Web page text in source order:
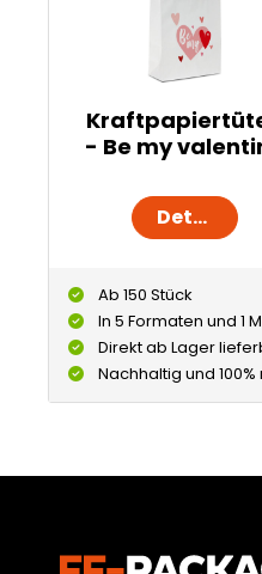
- Be my
Details
Ab 150 Stück
In 5 Formaten und 1
Direkt ab Lager
Nachhaltig und 100%